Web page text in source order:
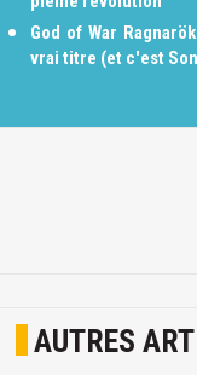
God of War
vrai titre (et c'est
AUTRES